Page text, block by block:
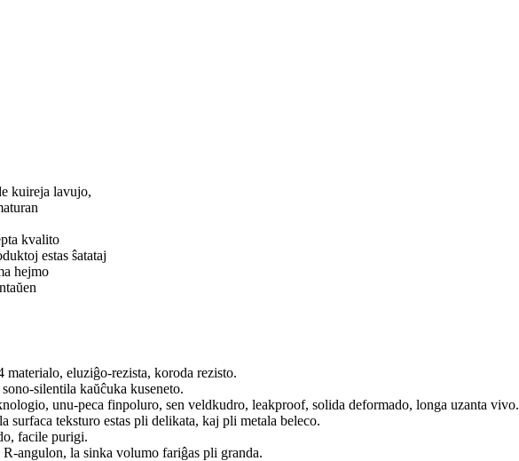
kuireja lavujo,
kvalito
estas ŝatataj
hejmo
eluziĝo-rezista, koroda rezisto.
silentila kaŭĉuka kuseneto.
unu-peca finpoluro, sen veldkudro, leakproof, solida deformado, longa uzanta vivo.
surfaca teksturo estas pli delikata, kaj pli metala beleco.
facile purigi.
angulon, la sinka volumo fariĝas pli granda.